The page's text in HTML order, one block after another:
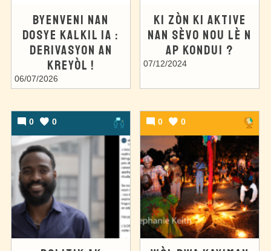
BYENVENI NAN
DOSYE KALKIL 1A :
DERIVASYON AN
KREYÒL !
06/07/2026
KI ZÒN KI AKTIVE
NAN SÈVO NOU LÈ N
AP KONDUI ?
07/12/2024
0 0 0 0